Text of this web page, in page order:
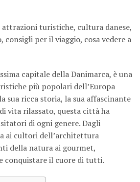
turistiche, cultura danese,
consigli per il viaggio, cosa vedere a
capitale della Danimarca, è una
più popolari dell’Europa
sua ricca storia, la sua affascinante
vita rilassato, questa città ha
di ogni genere. Dagli
ai cultori dell’architettura
della natura ai gourmet,
conquistare il cuore di tutti.